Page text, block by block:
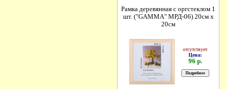
Рамка деревянная с оргстеклом 1
шт. ("GAMMA" МРД-06) 20см х
20см
отсутствует
Цена:
96 р.